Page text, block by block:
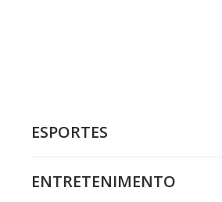
ESPORTES
ENTRETENIMENTO